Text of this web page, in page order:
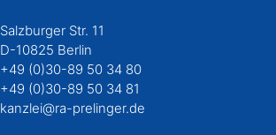
Salzburger Str. 11
D-10825 Berlin
+49 (0)30-89 50 34 80
+49 (0)30-89 50 34 81
kanzlei@ra-prelinger.de